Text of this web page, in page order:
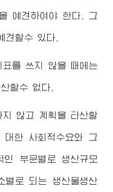
예견하여야 한다. 그
견할수 있다.
표를 쓰지 않을 때에는
할수 없다.
지 않고 계획을 타산할
대한 사회적수요와 그
인 부문별로 생산규모
별로 되는 생산물생산